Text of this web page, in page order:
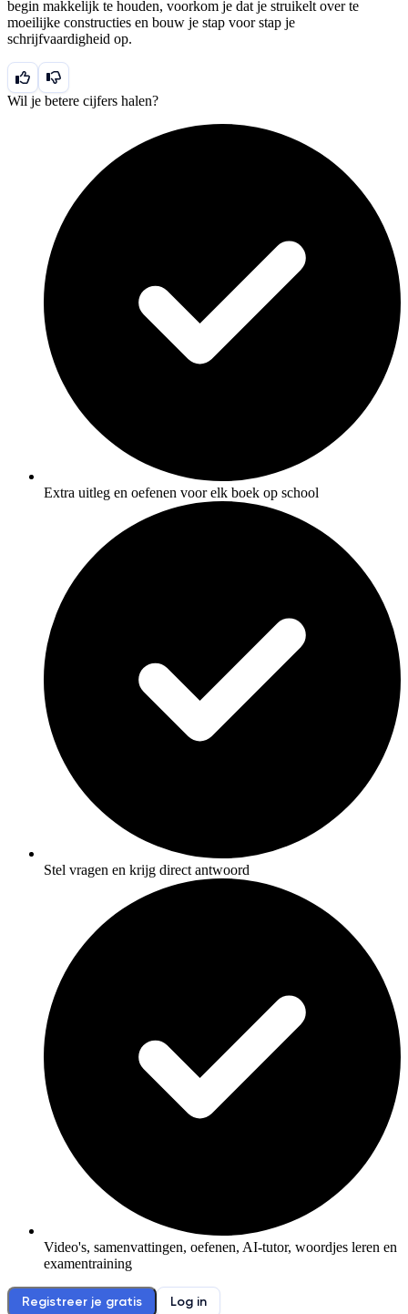
begin makkelijk te houden, voorkom je dat je struikelt over te
moeilijke constructies en bouw je stap voor stap je
schrijfvaardigheid op.
Wil je betere cijfers halen?
Extra uitleg en oefenen voor elk boek op school
Stel vragen en krijg direct antwoord
Video's, samenvattingen, oefenen, AI-tutor, woordjes leren en
examentraining
Registreer je gratis Log in